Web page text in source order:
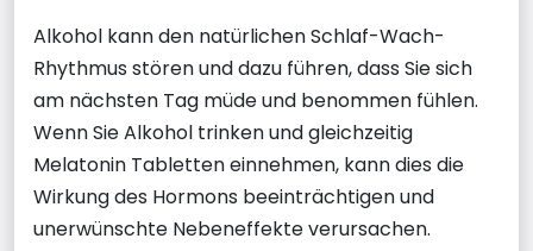
Alkohol kann den natürlichen Schlaf-Wach-
Rhythmus stören und dazu führen, dass Sie sich
am nächsten Tag müde und benommen fühlen.
Wenn Sie Alkohol trinken und gleichzeitig
Melatonin Tabletten einnehmen, kann dies die
Wirkung des Hormons beeinträchtigen und
unerwünschte Nebeneffekte verursachen.